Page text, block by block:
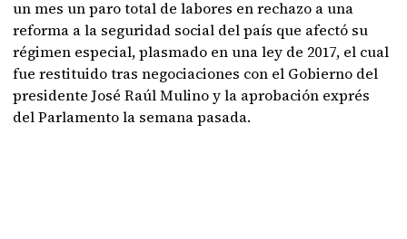
un mes un paro total de labores en rechazo a una
reforma a la seguridad social del país que afectó su
régimen especial, plasmado en una ley de 2017, el cual
fue restituido tras negociaciones con el Gobierno del
presidente José Raúl Mulino y la aprobación exprés
del Parlamento la semana pasada.